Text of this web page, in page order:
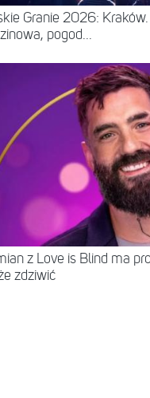
Granie 2026:
pogod...
z Love is Blind ma
zdziwić